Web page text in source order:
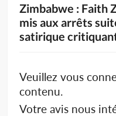
Zimbabwe : Faith
mis aux arrêts
satirique
Veuillez vous
contenu.
Votre avis nous